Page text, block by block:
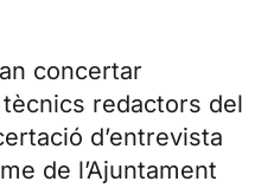
concertar
redactors del
d’entrevista
de l’Ajuntament